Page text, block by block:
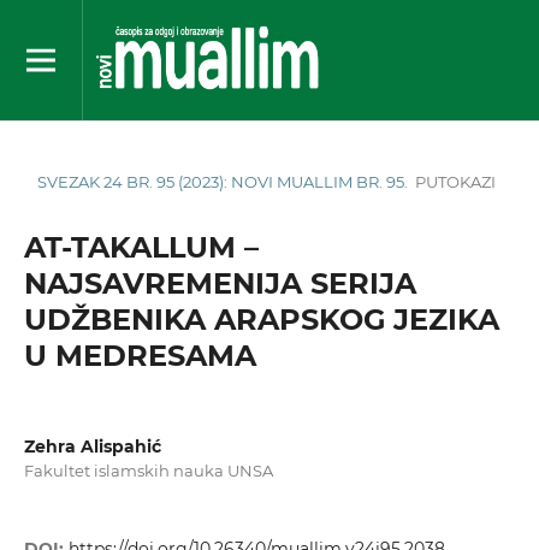
SVEZAK 24 BR. 95 (2023): NOVI MUALLIM BR. 95. PUTOKAZI
AT-TAKALLUM –
NAJSAVREMENIJA SERIJA
UDŽBENIKA ARAPSKOG JEZIKA
U MEDRESAMA
Zehra Alispahić
Fakultet islamskih nauka UNSA